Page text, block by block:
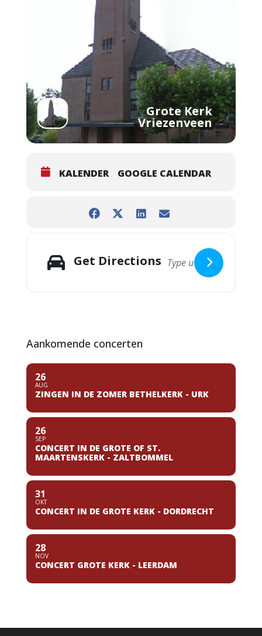
Grote Kerk
Vriezenveen
KALENDER GOOGLE CALENDAR
Get Directions
Aankomende concerten
26
AUG
ZINGEN IN DE ZOMER BETHELKERK - URK
26
SEP
CONCERT IN DE GROTE OF ST.
MAARTENSKERK - ZALTBOMMEL
31
OKT
CONCERT IN DE GROTE KERK - DORDRECHT
28
NOV
CONCERT GROTE KERK - LEERDAM